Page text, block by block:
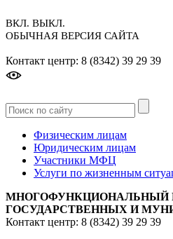
ВКЛ. ВЫКЛ.
ОБЫЧНАЯ ВЕРСИЯ САЙТА
Контакт центр: 8 (8342) 39 29 39
Физическим лицам
Юридическим лицам
Участники МФЦ
Услуги по жизненным
МНОГОФУНКЦИОНАЛЬНЫЙ
ГОСУДАРСТВЕННЫХ И
Контакт центр: 8 (8342) 39 29 39